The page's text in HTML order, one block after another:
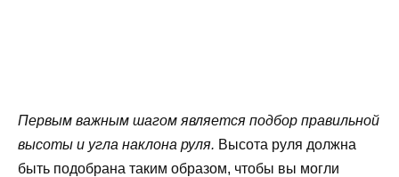
Первым важным шагом является подбор правильной
высоты и угла наклона руля. Высота руля должна
быть подобрана таким образом, чтобы вы могли